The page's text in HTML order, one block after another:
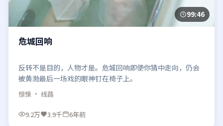
99:46
危城回响
反转不是目的，人物才是。危城回响即便你猜中走向，仍会
被黄渤最后一场戏的眼神钉在椅子上。
惊悚 · 线路
9.2万 3.9千 6年前